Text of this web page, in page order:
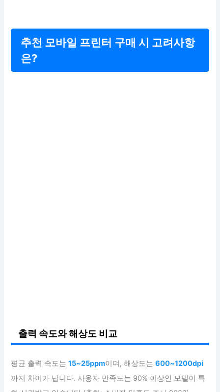
추천 모바일 프린터 구매 시 고려사항
은?
출력 속도와 해상도 비교
평균 출력 속도는15~25ppm이며, 해상도는600~1200dpi
까지 차이가 납니다. 사용자 만족도는 90% 이상인 모델이 특